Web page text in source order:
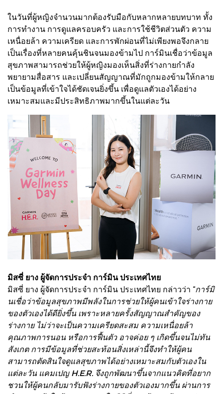
ในวันที่ผู้หญิงจำนวนมากต้องรับมือกับหลากหลายบทบาท ทั้ง
การทำงาน การดูแลครอบครัว และการใช้ชีวิตส่วนตัว ความ
เหนื่อยล้า ความเครียด และการพักผ่อนที่ไม่เพียงพอจึงกลาย
เป็นเรื่องที่หลายคนคุ้นชินจนมองข้ามไป การ์มินเชื่อว่าข้อมูล
สุขภาพสามารถช่วยให้ผู้หญิงมองเห็นสิ่งที่ร่างกายกำลัง
พยายามสื่อสาร และเปลี่ยนสัญญาณที่มักถูกมองข้ามให้กลาย
เป็นข้อมูลที่เข้าใจได้ชัดเจนยิ่งขึ้น เพื่อดูแลตัวเองได้อย่าง
เหมาะสมและมีประสิทธิภาพมากขึ้นในแต่ละวัน
มิสซี่ ยาง ผู้จัดการประจำ การ์มิน ประเทศไทย
มิสซี่ ยาง ผู้จัดการประจำ การ์มิน ประเทศไทย กล่าวว่า “การ์มิ
นเชื่อว่าข้อมูลสุขภาพมีพลังในการช่วยให้ผู้คนเข้าใจร่างกาย
ของตัวเองได้ดียิ่งขึ้น เพราะหลายครั้งสัญญาณสำคัญของ
ร่างกาย ไม่ว่าจะเป็นความเครียดสะสม ความเหนื่อยล้า
คุณภาพการนอน หรือการฟื้นตัว อาจค่อย ๆ เกิดขึ้นจนไม่ทัน
สังเกต การมีข้อมูลที่ช่วยสะท้อนสิ่งเหล่านี้จึงทำให้ผู้คน
สามารถตัดสินใจดูแลสุขภาพได้อย่างเหมาะสมกับตัวเองใน
แต่ละวัน แคมเปญ H.E.R. จึงถูกพัฒนาขึ้นจากแนวคิดที่อยาก
ชวนให้ผู้คนกลับมารับฟังร่างกายของตัวเองมากขึ้น ผ่านการ